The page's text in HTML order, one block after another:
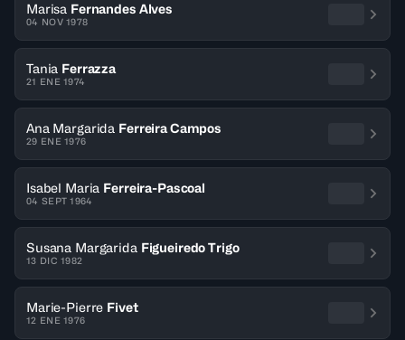
Marisa Fernandes Alves
04 NOV 1978
Tania Ferrazza
21 ENE 1974
Ana Margarida Ferreira Campos
29 ENE 1976
Isabel Maria Ferreira-Pascoal
04 SEPT 1964
Susana Margarida Figueiredo Trigo
13 DIC 1982
Marie-Pierre Fivet
12 ENE 1976